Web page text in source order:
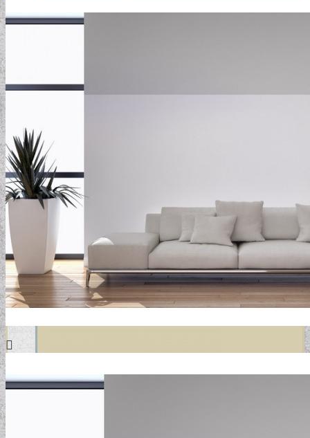
DAMASK TAPÉTÁK
DESIGN TAPÉTÁK